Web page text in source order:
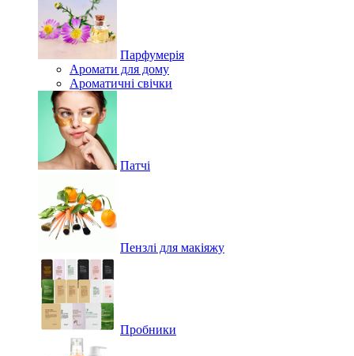
Парфумерія
Аромати для дому
Ароматичні свічки
Патчі
Пензлі для макіяжу
Пробники